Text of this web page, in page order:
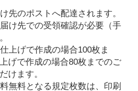
先のポストへ配達されます。
け先での受領確認が必要（手
上げで作成の場合100枚ま
げで作成の場合80枚までのご
けます。
無料となる規定枚数は、印刷